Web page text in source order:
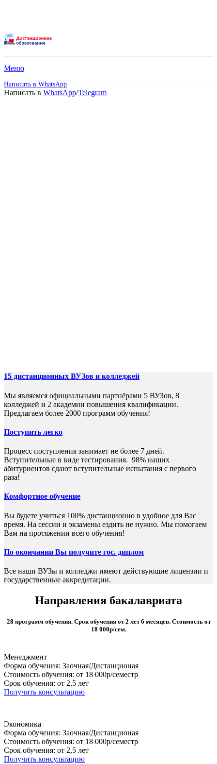
Меню
Написать в WhatsApp
Написать в WhatsApp/Telegram
15 дистанционных ВУЗов и колледжей
Мы являемся официальными партнёрами 5 ВУЗов, 8
колледжей и 2 академии повышения квалификации.
Предлагаем более 2000 программ обучения!
Поступить легко
Процесс поступления занимает не более 7 дней.
Вступительные в виде тестирования. 98% наших
абитуриентов сдают вступительные испытания с первого
раза!
Комфортное обучение
Вы будете учиться 100% дистанционно в удобное для Вас
время. На сессии и экзамены ездить не нужно. Мы помогаем
Вам на протяжении всего обучения!
По окончании Вы получите гос. диплом
Все наши ВУЗы и колледжи имеют действующие лицензии и
государственные аккредитации.
Направления бакалавриата
28 программ обучения. Срок обучения от 2 лет 6 месяцев. Стоимость от
18 000р/сем.
Менеджмент
Форма обучения: Заочная/Дистанционая
Стоимость обучения: от 18 000р/семестр
Срок обучения: от 2,5 лет
Получить консультацию
Экономика
Форма обучения: Заочная/Дистанционая
Стоимость обучения: от 18 000р/семестр
Срок обучения: от 2,5 лет
Получить консультацию